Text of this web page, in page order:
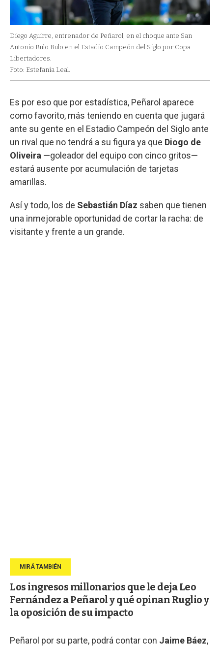
Diego Aguirre, entrenador de Peñarol, en el choque ante San
Antonio Bulo Bulo en el Estadio Campeón del Siglo por Copa
Libertadores.
Foto: Estefanía Leal.
Es por eso que por estadística, Peñarol aparece
como favorito, más teniendo en cuenta que jugará
ante su gente en el Estadio Campeón del Siglo ante
un rival que no tendrá a su figura ya que Diogo de
Oliveira —goleador del equipo con cinco gritos—
estará ausente por acumulación de tarjetas
amarillas.
Así y todo, los de Sebastián Díaz saben que tienen
una inmejorable oportunidad de cortar la racha: de
visitante y frente a un grande.
Los ingresos millonarios que le deja Leo
Fernández a Peñarol y qué opinan Ruglio y
la oposición de su impacto
Peñarol por su parte, podrá contar con Jaime Báez,